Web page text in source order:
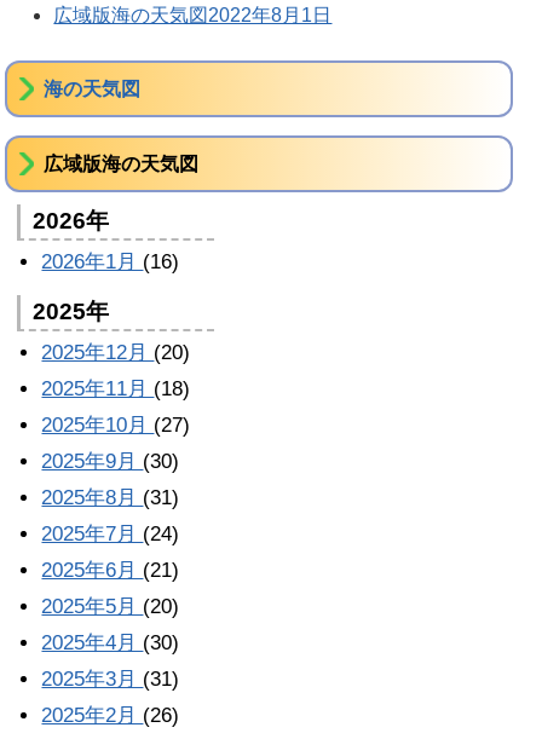
広域版海の天気図2022年8月1日
海の天気図
広域版海の天気図
2026年
2026年1月 (16)
2025年
2025年12月 (20)
2025年11月 (18)
2025年10月 (27)
2025年9月 (30)
2025年8月 (31)
2025年7月 (24)
2025年6月 (21)
2025年5月 (20)
2025年4月 (30)
2025年3月 (31)
2025年2月 (26)